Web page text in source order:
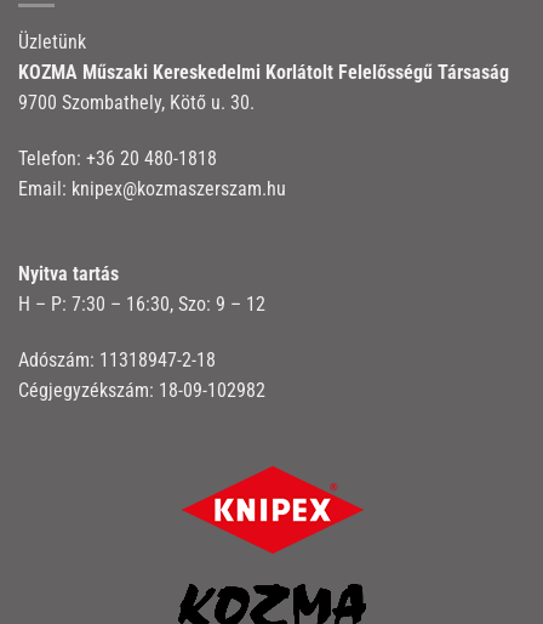
Üzletünk
KOZMA Műszaki Kereskedelmi Korlátolt Felelősségű Társaság
9700 Szombathely, Kötő u. 30.
Telefon: +36 20 480-1818
Email: knipex@kozmaszerszam.hu
Nyitva tartás
H – P: 7:30 – 16:30, Szo: 9 – 12
Adószám: 11318947-2-18
Cégjegyzékszám: 18-09-102982